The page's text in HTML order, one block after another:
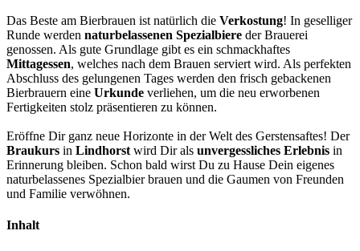
Das Beste am Bierbrauen ist natürlich die Verkostung! In geselliger
Runde werden naturbelassenen Spezialbiere der Brauerei
genossen. Als gute Grundlage gibt es ein schmackhaftes
Mittagessen, welches nach dem Brauen serviert wird. Als perfekten
Abschluss des gelungenen Tages werden den frisch gebackenen
Bierbrauern eine Urkunde verliehen, um die neu erworbenen
Fertigkeiten stolz präsentieren zu können.
Eröffne Dir ganz neue Horizonte in der Welt des Gerstensaftes! Der
Braukurs in Lindhorst wird Dir als unvergessliches Erlebnis in
Erinnerung bleiben. Schon bald wirst Du zu Hause Dein eigenes
naturbelassenes Spezialbier brauen und die Gaumen von Freunden
und Familie verwöhnen.
Inhalt